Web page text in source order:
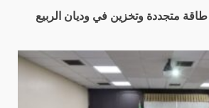
متجددة وتخزين في وديان الربيع